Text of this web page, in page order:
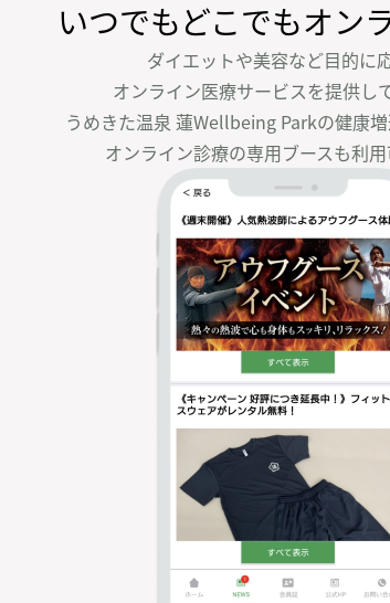
いつでもどこでもオン
ダイエットや美容など目的に
オンライン医療サービスを提供し
うめきた温泉 蓮Wellbeing Parkの健康
オンライン診療の専用ブースも利用